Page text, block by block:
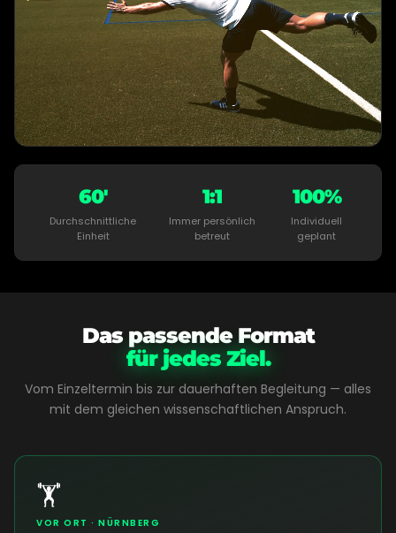
60'
Durchschnittliche
Einheit
1:1
Immer persönlich
betreut
100%
Individuell
geplant
Das passende Format
für jedes Ziel.
Vom Einzeltermin bis zur dauerhaften Begleitung — alles
mit dem gleichen wissenschaftlichen Anspruch.
🏋️
VOR ORT · NÜRNBERG